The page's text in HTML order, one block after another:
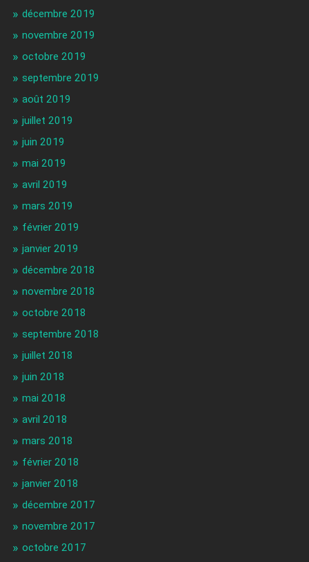
décembre 2019
novembre 2019
octobre 2019
septembre 2019
août 2019
juillet 2019
juin 2019
mai 2019
avril 2019
mars 2019
février 2019
janvier 2019
décembre 2018
novembre 2018
octobre 2018
septembre 2018
juillet 2018
juin 2018
mai 2018
avril 2018
mars 2018
février 2018
janvier 2018
décembre 2017
novembre 2017
octobre 2017